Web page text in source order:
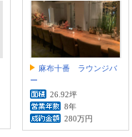
麻布十番 ラウンジバ
ー
26.92坪
8年
280万円